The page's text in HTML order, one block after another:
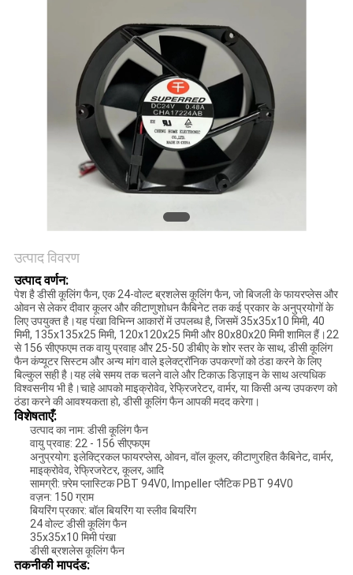
PRIVACY
POLICY
उत्पाद विवरण
उत्पाद वर्णन:
पेश है डीसी कूलिंग फैन, एक 24-वोल्ट ब्रशलेस कूलिंग फैन, जो बिजली के फायरप्लेस और
ओवन से लेकर दीवार कूलर और कीटाणुशोधन कैबिनेट तक कई प्रकार के अनुप्रयोगों के
लिए उपयुक्त है।यह पंखा विभिन्न आकारों में उपलब्ध है, जिसमें 35x35x10 मिमी, 40
मिमी, 135x135x25 मिमी, 120x120x25 मिमी और 80x80x20 मिमी शामिल हैं।22
से 156 सीएफएम तक वायु प्रवाह और 25-50 डीबीए के शोर स्तर के साथ, डीसी कूलिंग
फैन कंप्यूटर सिस्टम और अन्य मांग वाले इलेक्ट्रॉनिक उपकरणों को ठंडा करने के लिए
बिल्कुल सही है।यह लंबे समय तक चलने वाले और टिकाऊ डिज़ाइन के साथ अत्यधिक
विश्वसनीय भी है।चाहे आपको माइक्रोवेव, रेफ्रिजरेटर, वार्मर, या किसी अन्य उपकरण को
ठंडा करने की आवश्यकता हो, डीसी कूलिंग फैन आपकी मदद करेगा।
विशेषताएँ:
उत्पाद का नाम: डीसी कूलिंग फैन
वायु प्रवाह: 22 - 156 सीएफएम
अनुप्रयोग: इलेक्ट्रिकल फायरप्लेस, ओवन, वॉल कूलर, कीटाणुरहित कैबिनेट, वार्मर,
माइक्रोवेव, रेफ्रिजरेटर, कूलर, आदि
सामग्री: फ़्रेम प्लास्टिक PBT 94V0, lmpeller प्लैटिक PBT 94V0
वज़न: 150 ग्राम
बियरिंग प्रकार: बॉल बियरिंग या स्लीव बियरिंग
24 वोल्ट डीसी कूलिंग फैन
35x35x10 मिमी पंखा
डीसी ब्रशलेस कूलिंग फैन
तकनीकी मापदंड: